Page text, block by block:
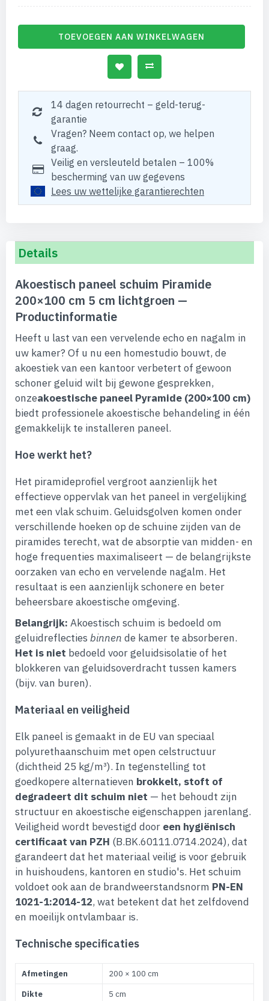
TOEVOEGEN AAN WINKELWAGEN
14 dagen retourrecht – geld-terug-
garantie
Vragen? Neem contact op, we helpen
graag.
Veilig en versleuteld betalen – 100%
bescherming van uw gegevens
Lees uw wettelijke garantierechten
Details
Akoestisch paneel schuim Piramide
200×100 cm 5 cm lichtgroen —
Productinformatie
Heeft u last van een vervelende echo en nagalm in
uw kamer? Of u nu een homestudio bouwt, de
akoestiek van een kantoor verbetert of gewoon
schoner geluid wilt bij gewone gesprekken,
onzeakoestische paneel Pyramide (200×100 cm)
biedt professionele akoestische behandeling in één
gemakkelijk te installeren paneel.
Hoe werkt het?
Het piramideprofiel vergroot aanzienlijk het
effectieve oppervlak van het paneel in vergelijking
met een vlak schuim. Geluidsgolven komen onder
verschillende hoeken op de schuine zijden van de
piramides terecht, wat de absorptie van midden- en
hoge frequenties maximaliseert — de belangrijkste
oorzaken van echo en vervelende nagalm. Het
resultaat is een aanzienlijk schonere en beter
beheersbare akoestische omgeving.
Belangrijk: Akoestisch schuim is bedoeld om
geluidreflecties binnen de kamer te absorberen.
Het is niet bedoeld voor geluidsisolatie of het
blokkeren van geluidsoverdracht tussen kamers
(bijv. van buren).
Materiaal en veiligheid
Elk paneel is gemaakt in de EU van speciaal
polyurethaanschuim met open celstructuur
(dichtheid 25 kg/m³). In tegenstelling tot
goedkopere alternatieven brokkelt, stoft of
degradeert dit schuim niet — het behoudt zijn
structuur en akoestische eigenschappen jarenlang.
Veiligheid wordt bevestigd door een hygiënisch
certificaat van PZH (B.BK.60111.0714.2024), dat
garandeert dat het materiaal veilig is voor gebruik
in huishoudens, kantoren en studio's. Het schuim
voldoet ook aan de brandweerstandsnorm PN-EN
1021-1:2014-12, wat betekent dat het zelfdovend
en moeilijk ontvlambaar is.
Technische specificaties
Afmetingen
200 × 100 cm
Dikte
5 cm